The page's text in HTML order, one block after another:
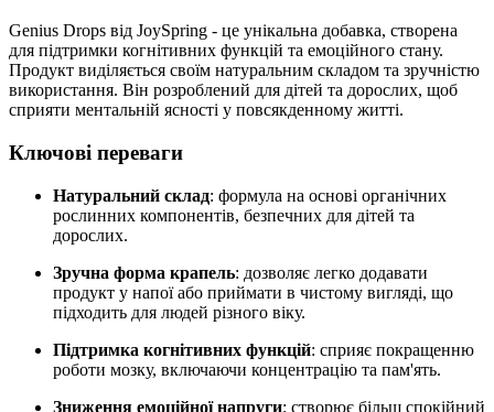
Genius Drops від JoySpring - це унікальна добавка, створена
для підтримки когнітивних функцій та емоційного стану.
Продукт виділяється своїм натуральним складом та зручністю
використання. Він розроблений для дітей та дорослих, щоб
сприяти ментальній ясності у повсякденному житті.
Ключові переваги
Натуральний склад: формула на основі органічних
рослинних компонентів, безпечних для дітей та
дорослих.
Зручна форма крапель: дозволяє легко додавати
продукт у напої або приймати в чистому вигляді, що
підходить для людей різного віку.
Підтримка когнітивних функцій: сприяє покращенню
роботи мозку, включаючи концентрацію та пам'ять.
Зниження емоційної напруги: створює більш спокійний